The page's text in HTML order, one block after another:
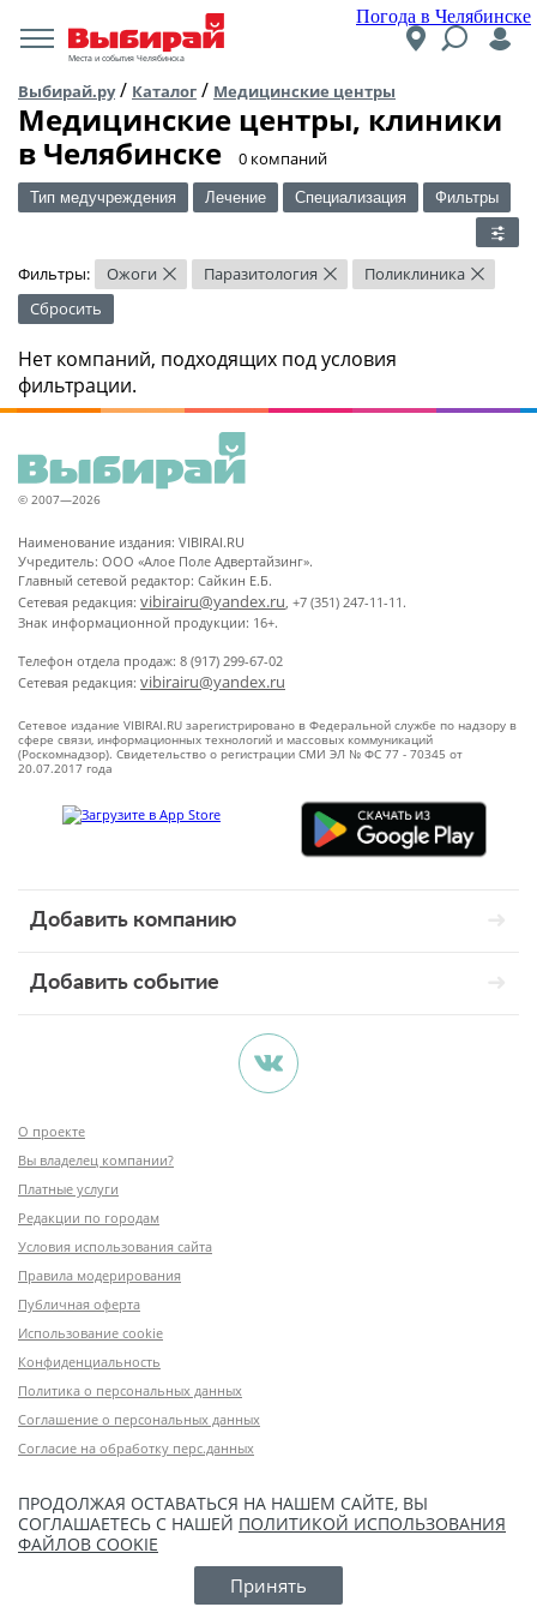
Погода в Челябинске
Места и события Челябинска
Выбирай.ру/ Каталог / Медицинские центры
Медицинские центры, клиники
в Челябинске
​0 компаний
Тип медучреждения Лечение Специализация Фильтры
Фильтры: Ожоги × Паразитология × Поликлиника ×
Сбросить
Нет компаний, подходящих под условия
фильтрации.
© 2007—2026
Наименование издания: VIBIRAI.RU
Учредитель: ООО «Алое Поле Адвертайзинг».
Главный сетевой редактор: Сайкин Е.Б.
Сетевая редакция: vibirairu@yandex.ru, +7 (351) 247-11-11.
Знак информационной продукции: 16+.
Телефон отдела продаж: 8 (917) 299-67-02
Сетевая редакция: vibirairu@yandex.ru
Сетевое издание VIBIRAI.RU зарегистрировано в Федеральной службе по надзору в
сфере связи, информационных технологий и массовых коммуникаций
(Роскомнадзор). Свидетельство о регистрации СМИ ЭЛ № ФС 77 - 70345 от
20.07.2017 года
Добавить компанию
Добавить событие
О проекте
Вы владелец компании?
Платные услуги
Редакции по городам
Условия использования сайта
Правила модерирования
Публичная оферта
Использование cookie
Конфиденциальность
Политика о персональных данных
Соглашение о персональных данных
Согласие на обработку перс.данных
ПРОДОЛЖАЯ ОСТАВАТЬСЯ НА НАШЕМ САЙТЕ, ВЫ
СОГЛАШАЕТЕСЬ С НАШЕЙ ПОЛИТИКОЙ ИСПОЛЬЗОВАНИЯ
ФАЙЛОВ COOKIE
Принять